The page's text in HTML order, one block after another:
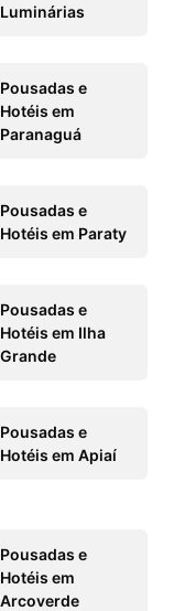
Luminárias
Pousadas e
Hotéis em
Paranaguá
Pousadas e
Hotéis em Paraty
Pousadas e
Hotéis em Ilha
Grande
Pousadas e
Hotéis em Apiaí
Pousadas e
Hotéis em
Arcoverde